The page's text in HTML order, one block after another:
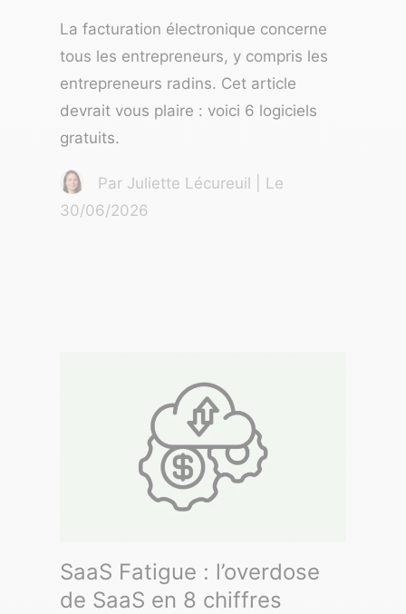
La facturation électronique concerne
tous les entrepreneurs, y compris les
entrepreneurs radins. Cet article
devrait vous plaire : voici 6 logiciels
gratuits.
Par Juliette Lécureuil | Le
30/06/2026
SaaS Fatigue : l’overdose
de SaaS en 8 chiffres